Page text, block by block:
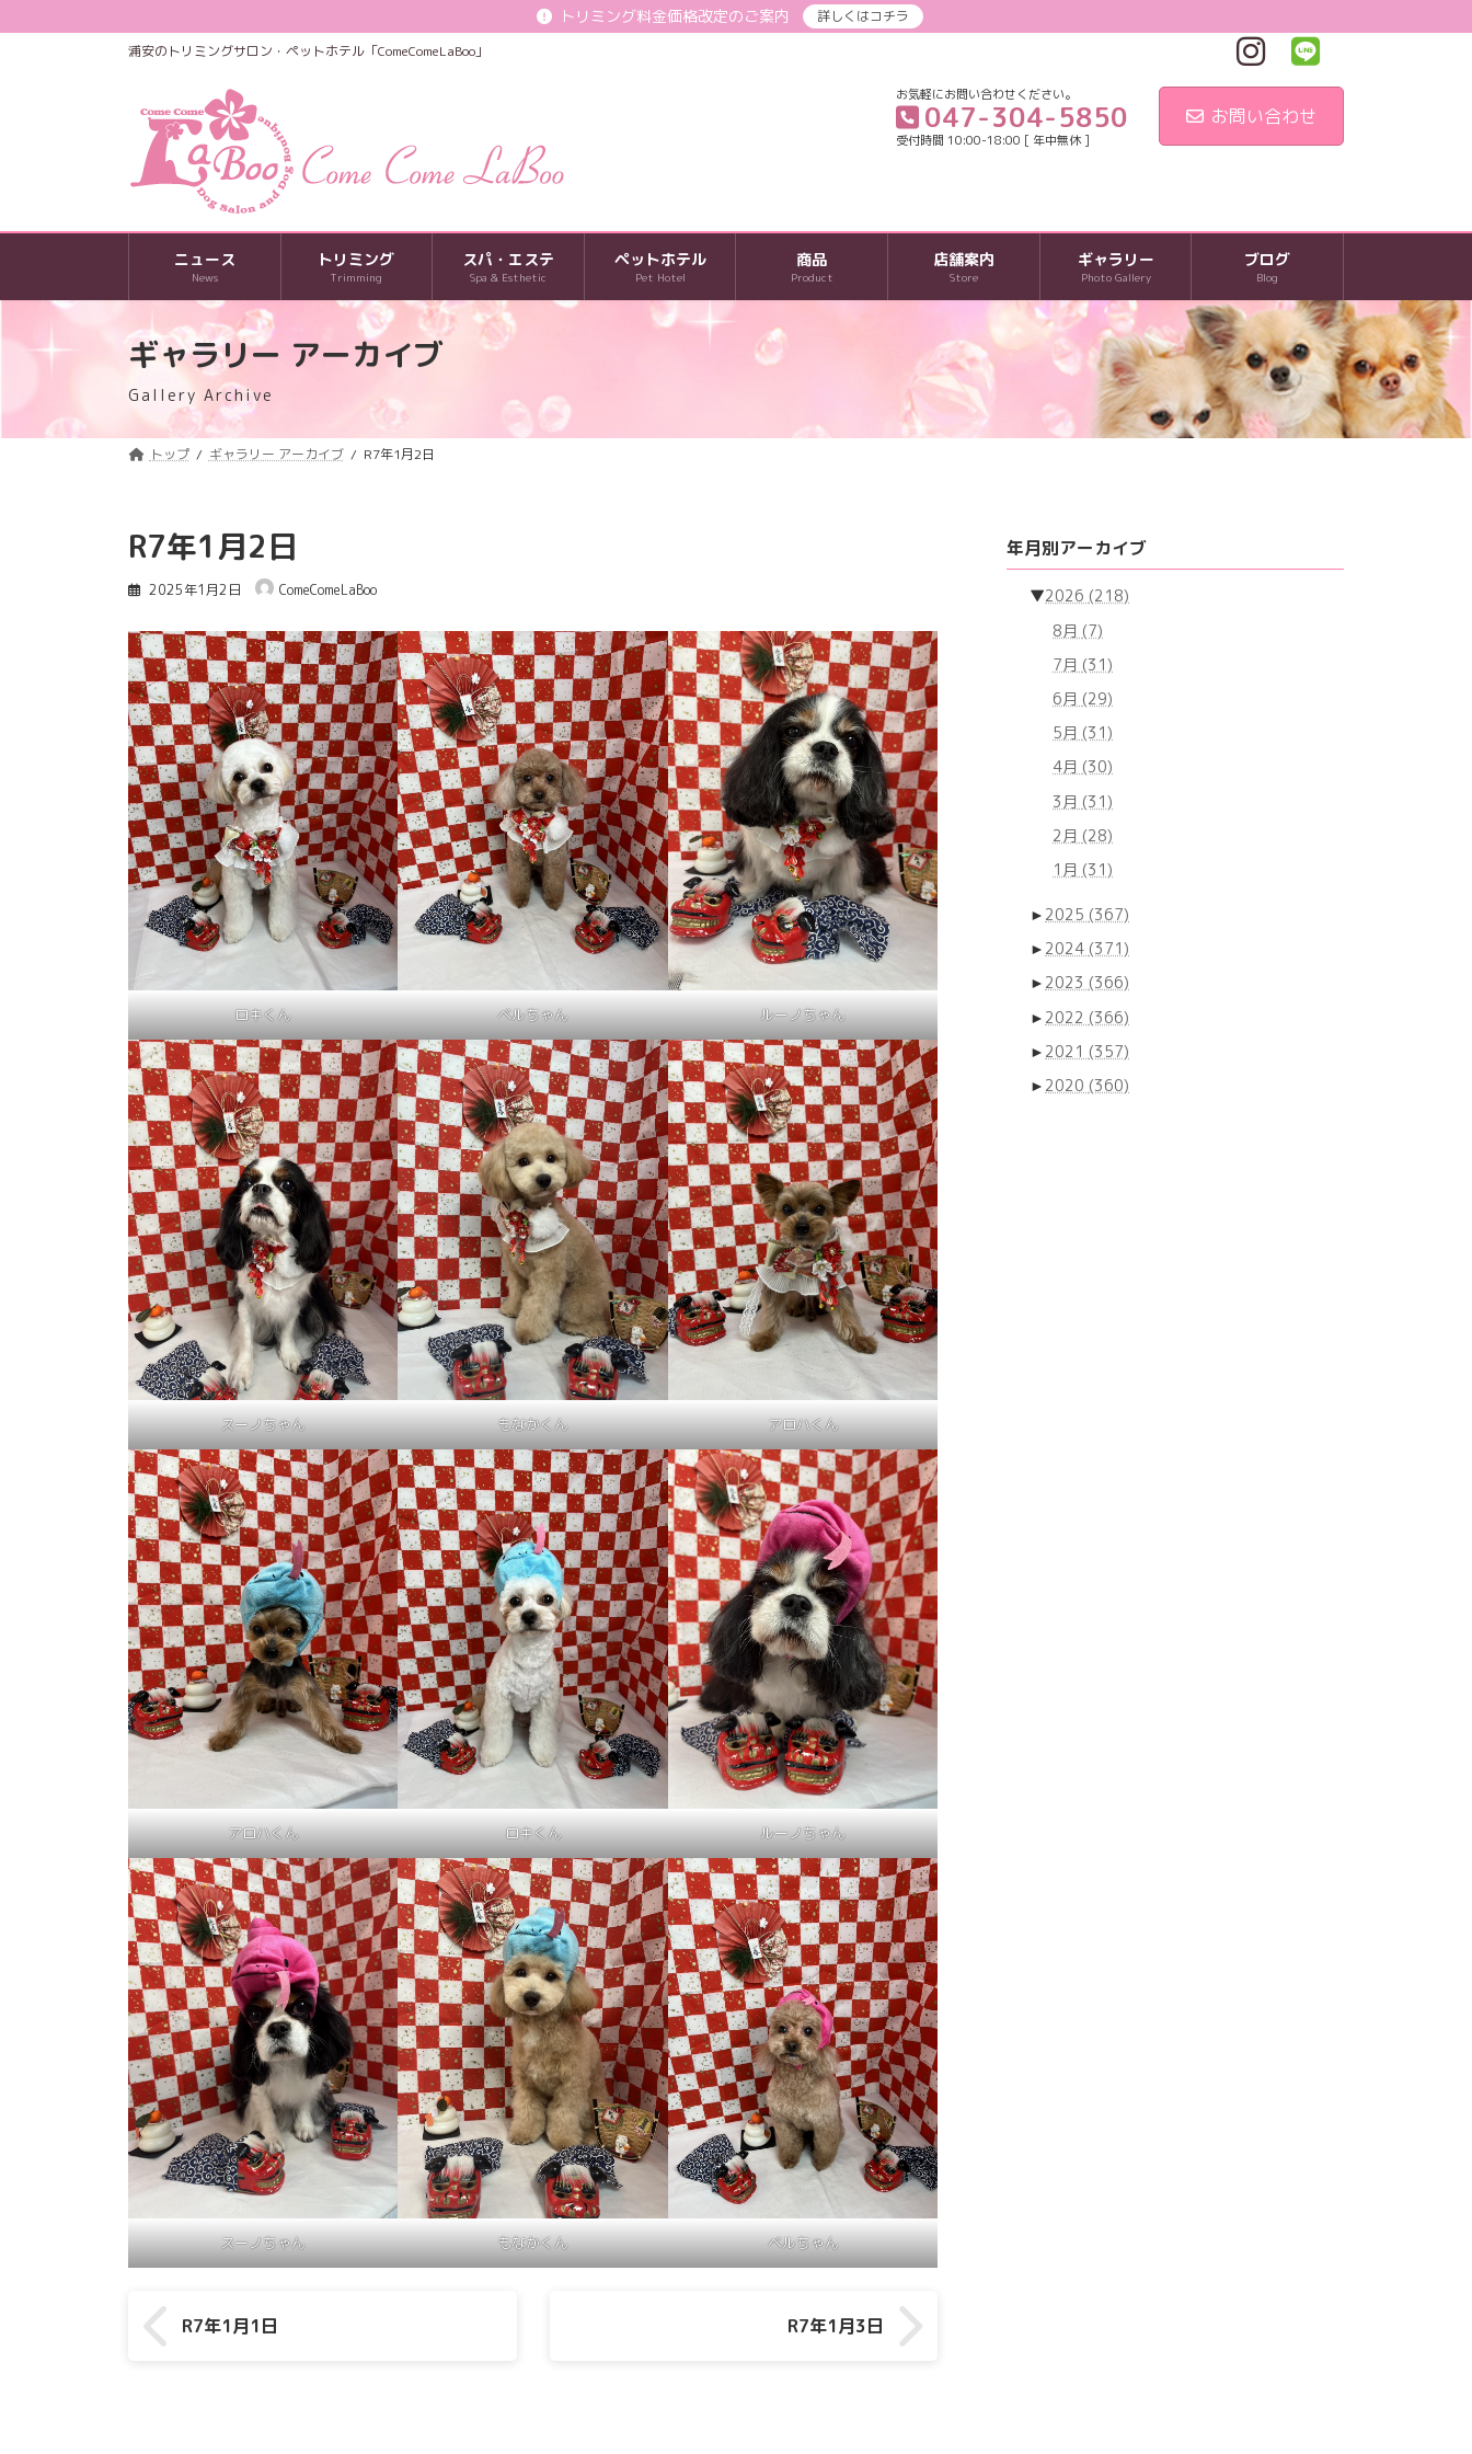
ン
ビ
トリミング料金価格改定のご案内
詳しくはコチラ
浦安のトリミングサロン・ペットホテル「ComeComeLaBoo」
お気軽にお問い合わせください。
047-304-5850
受付時間 10:00-18:00 [ 年中無休 ]
お問い合わせ
ニュース
News
トリミング
Trimming
スパ・エステ
Spa & Esthetic
ペットホテル
Pet Hotel
商品
Product
店舗案内
Store
ギャラリー
Photo Gallery
ブログ
Blog
ギャラリー アーカイブ
Gallery Archive
トップ ギャラリー アーカイブ R7年1月2日
R7年1月2日
2025年1月2日 ComeComeLaBoo
ロキくん ベルちゃん ルーノちゃん
スーノちゃん もなかくん アロハくん
アロハくん ロキくん ルーノちゃん
スーノちゃん もなかくん ベルちゃん
R7年1月1日 R7年1月3日
年月別アーカイブ
▼2026 (218)
8月 (7)
7月 (31)
6月 (29)
5月 (31)
4月 (30)
3月 (31)
2月 (28)
1月 (31)
► 2025 (367)
► 2024 (371)
► 2023 (366)
► 2022 (366)
► 2021 (357)
► 2020 (360)